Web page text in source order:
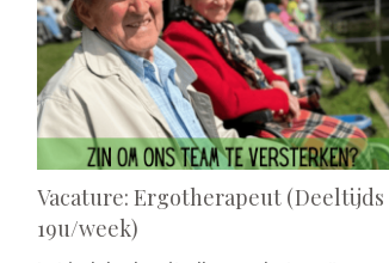
Vacature: Ergotherapeut (Deeltijds
19u/week)